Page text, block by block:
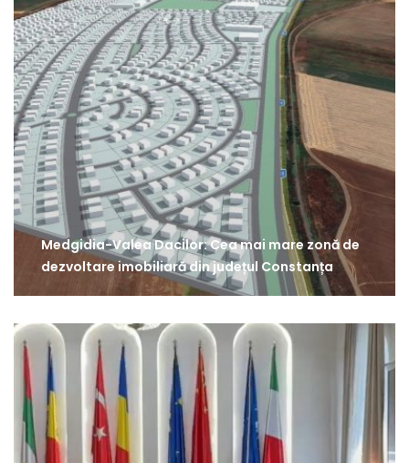
Medgidia-Valea Dacilor: Cea mai mare zonă de
dezvoltare imobiliară din județul Constanța